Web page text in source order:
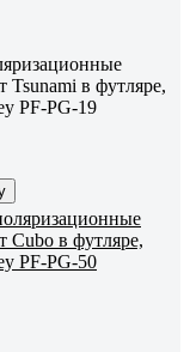
Tsunami в футляре,
PF-PG-19